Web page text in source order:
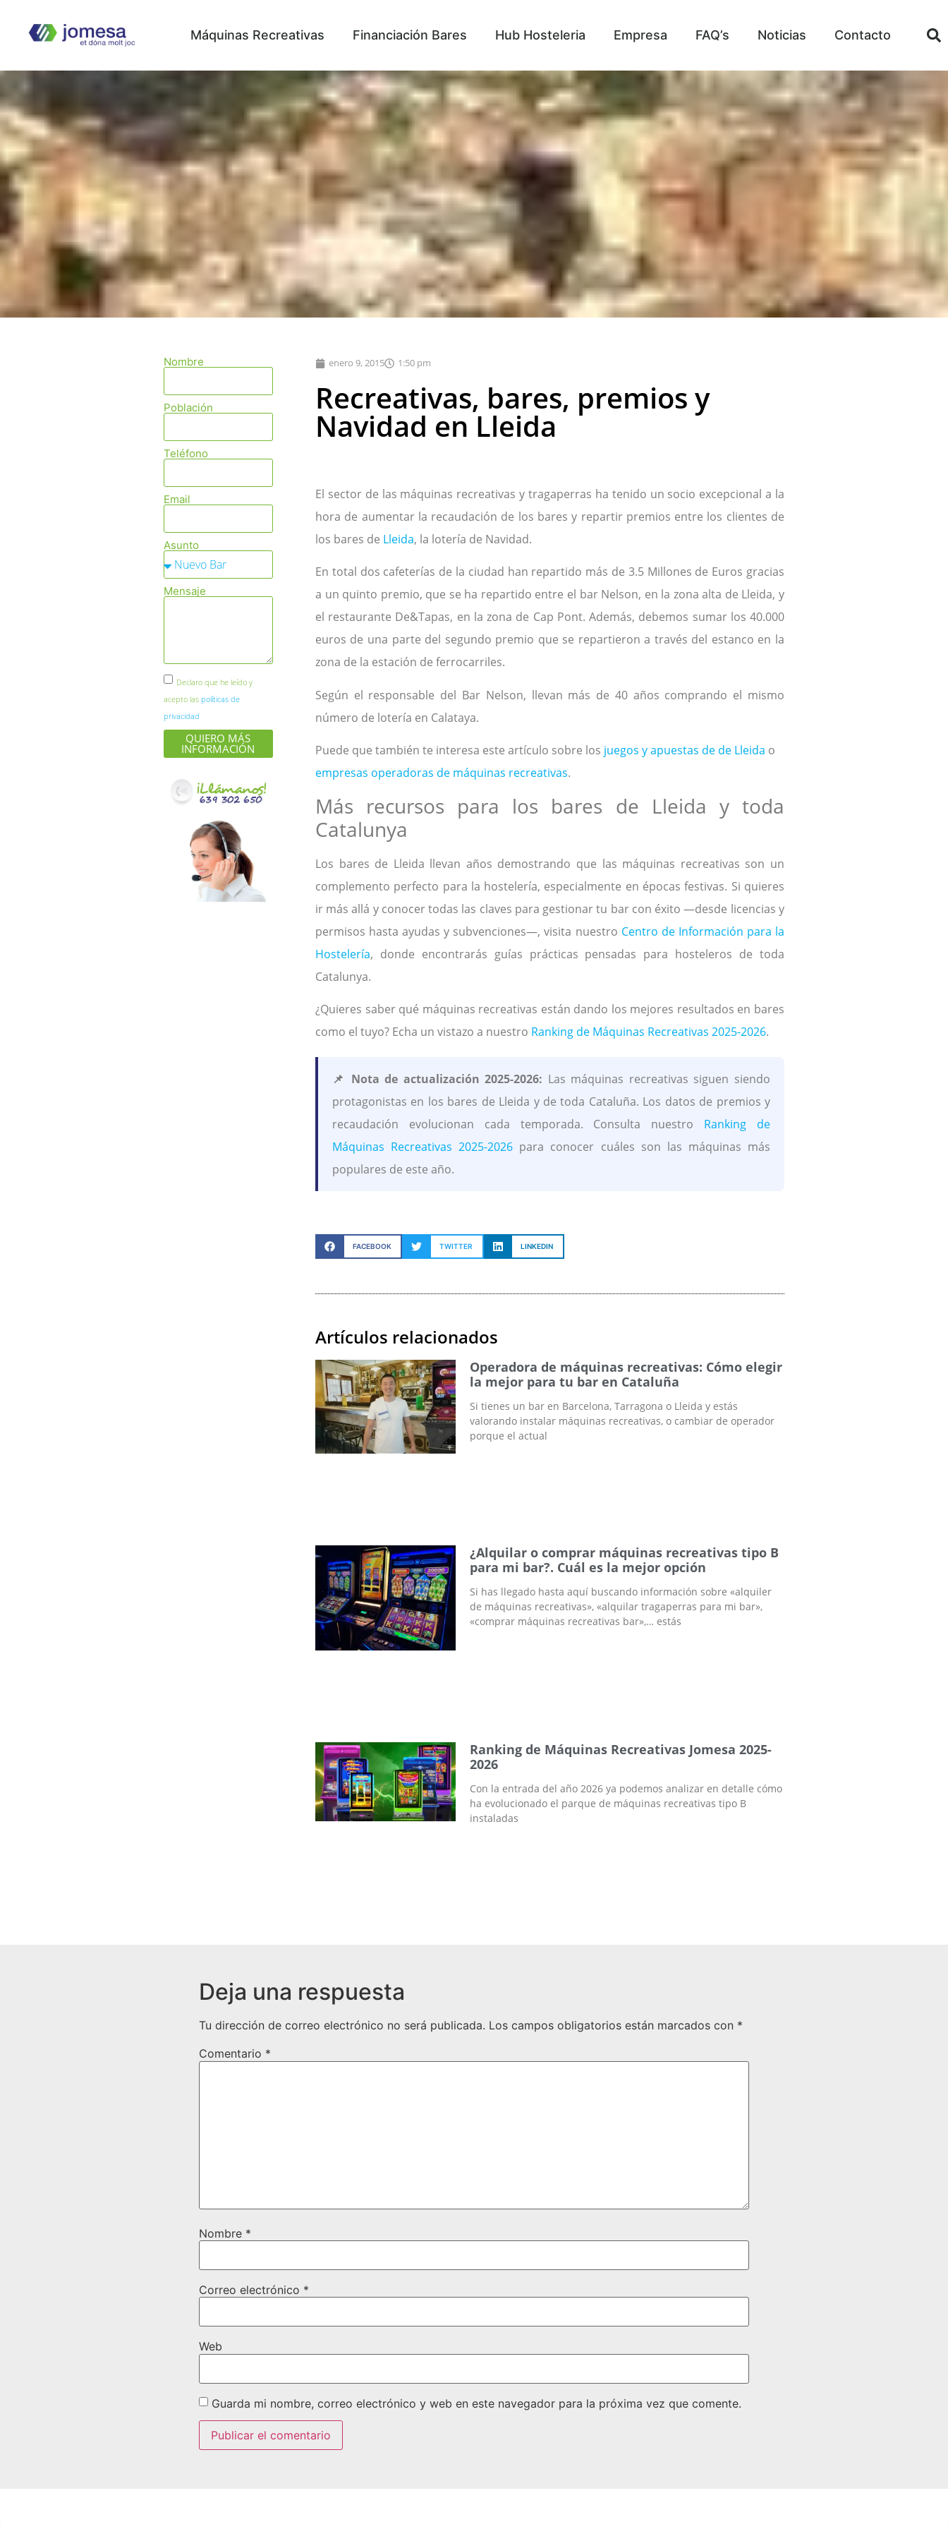
Máquinas Recreativas Financiación Bares Hub Hosteleria Empresa FAQ’s Noticias Contacto
Nombre
Población
Teléfono
Email
Asunto
Mensaje
Declaro que he leído y
acepto las políticas de
privacidad
QUIERO MÁS
INFORMACIÓN
enero 9, 2015 1:50 pm
Recreativas, bares, premios y
Navidad en Lleida
El sector de las máquinas recreativas y tragaperras ha tenido un socio excepcional a la
hora de aumentar la recaudación de los bares y repartir premios entre los clientes de
los bares de Lleida, la lotería de Navidad.
En total dos cafeterías de la ciudad han repartido más de 3.5 Millones de Euros gracias
a un quinto premio, que se ha repartido entre el bar Nelson, en la zona alta de Lleida, y
el restaurante De&Tapas, en la zona de Cap Pont. Además, debemos sumar los 40.000
euros de una parte del segundo premio que se repartieron a través del estanco en la
zona de la estación de ferrocarriles.
Según el responsable del Bar Nelson, llevan más de 40 años comprando el mismo
número de lotería en Calataya.
Puede que también te interesa este artículo sobre los juegos y apuestas de de Lleida o
empresas operadoras de máquinas recreativas.
Más recursos para los bares de Lleida y toda
Catalunya
Los bares de Lleida llevan años demostrando que las máquinas recreativas son un
complemento perfecto para la hostelería, especialmente en épocas festivas. Si quieres
ir más allá y conocer todas las claves para gestionar tu bar con éxito —desde licencias y
permisos hasta ayudas y subvenciones—, visita nuestro Centro de Información para la
Hostelería, donde encontrarás guías prácticas pensadas para hosteleros de toda
Catalunya.
¿Quieres saber qué máquinas recreativas están dando los mejores resultados en bares
como el tuyo? Echa un vistazo a nuestro Ranking de Máquinas Recreativas 2025-2026.
📌 Nota de actualización 2025-2026: Las máquinas recreativas siguen siendo
protagonistas en los bares de Lleida y de toda Cataluña. Los datos de premios y
recaudación evolucionan cada temporada. Consulta nuestro Ranking de
Máquinas Recreativas 2025-2026 para conocer cuáles son las máquinas más
populares de este año.
FACEBOOK TWITTER LINKEDIN
Artículos relacionados
Operadora de máquinas recreativas: Cómo elegir
la mejor para tu bar en Cataluña
Si tienes un bar en Barcelona, Tarragona o Lleida y estás
valorando instalar máquinas recreativas, o cambiar de operador
porque el actual
¿Alquilar o comprar máquinas recreativas tipo B
para mi bar?. Cuál es la mejor opción
Si has llegado hasta aquí buscando información sobre «alquiler
de máquinas recreativas», «alquilar tragaperras para mi bar»,
«comprar máquinas recreativas bar»,… estás
Ranking de Máquinas Recreativas Jomesa 2025-
2026
Con la entrada del año 2026 ya podemos analizar en detalle cómo
ha evolucionado el parque de máquinas recreativas tipo B
instaladas
Deja una respuesta
Tu dirección de correo electrónico no será publicada. Los campos obligatorios están marcados con *
Comentario *
Nombre *
Correo electrónico *
Web
Guarda mi nombre, correo electrónico y web en este navegador para la próxima vez que comente.